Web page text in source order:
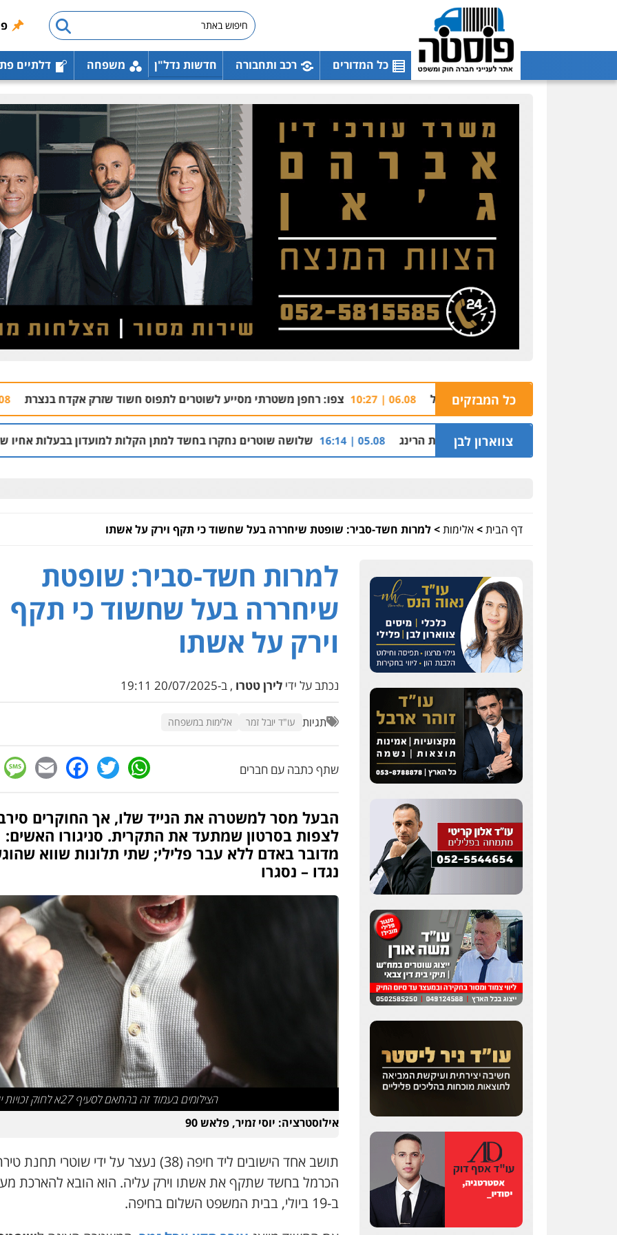
כל המדורים רכב ותחבורה חדשות נדל"ן משפחה דלתיים
כל המבזקיםעל עובדי חברת חשמל 06.08 | 10:27 צפו: רחפן משטרתי מסייע לשוטרים לתפוס חשוד שזרק אקדח בנצרת 06.08 | 10:07
צווארון לבן
ההלוואות של משפחת הרינג 05.08 | 16:14 שלושה שוטרים נחקרו בחשד למתן הקלות למועדון בבעלות אחיו של "הצל" | 12:03
דף הבית>אלימות>למרות חשד-סביר: שופטת שיחררה בעל שחשוד כי תקף וירק על אשתו
למרות חשד-סביר: שופטת
שיחררה בעל שחשוד כי תקף
וירק על אשתו
נכתב על ידי לירן טטרו , ב-20/07/2025 19:11
תגיות עו"ד יובל זמר אלימות במשפחה
שתף כתבה עם חברים WhatsApp
Twitter
הבעל מסר למשטרה את הנייד שלו, אך החוקרים
לצפות בסרטון שמתעד את התקרית. סניגורו האשים:
מדובר באדם ללא עבר פלילי; שתי תלונות שווא
נגדו – נסגרו
הצילומים בעמוד זה בהתאם לסעיף 27א לחוק זכויות יוצרים
אילוסטרציה: יוסי זמיר, פלאש 90
תושב אחד הישובים ליד חיפה (38) נעצר על ידי שוטרי תחנת
הכרמל בחשד שתקף את אשתו וירק עליה. הוא הובא להארכת
ב-19 ביולי, בבית המשפט השלום בחיפה.